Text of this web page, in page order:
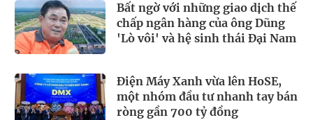
Bất ngờ với những giao dịch thế
chấp ngân hàng của ông Dũng
'Lò vôi' và hệ sinh thái Đại Nam
Điện Máy Xanh vừa lên HoSE,
một nhóm đầu tư nhanh tay bán
ròng gần 700 tỷ đồng